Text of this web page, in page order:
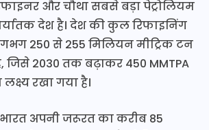
और चौथा सबसे बड़ा पेट्रोलियम
देश है। देश की कुल रिफाइनिंग
250 से 255 मिलियन मीट्रिक टन
है, जिसे 2030 तक बढ़ाकर 450 MMTPA
रखा गया है।
अपनी जरूरत का करीब 85